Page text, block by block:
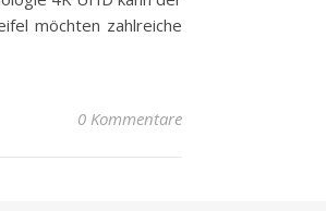
möchten zahlreiche
0 Kommentare